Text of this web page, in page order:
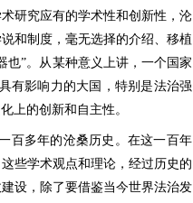
研究应有的学术性和创新性，沦
和制度，毫无选择的介绍、移植
也”。从某种意义上讲，一个国家
有影响力的大国，特别是法治强
上的创新和自主性。
百多年的沧桑历史。在这一百年
些学术观点和理论，经过历史的
设，除了要借鉴当今世界法治发